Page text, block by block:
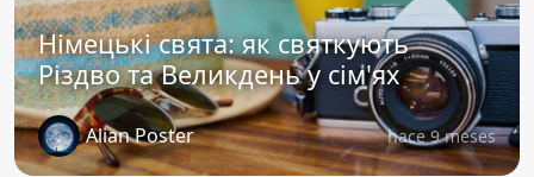
Німецькі свята: як святкують
Різдво та Великдень у сім'ях
Alian Poster hace 9 meses